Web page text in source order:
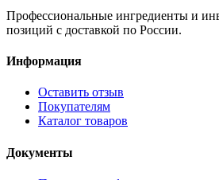
Профессиональные ингредиенты и
позиций с доставкой по России.
Информация
Оставить отзыв
Покупателям
Каталог товаров
Документы